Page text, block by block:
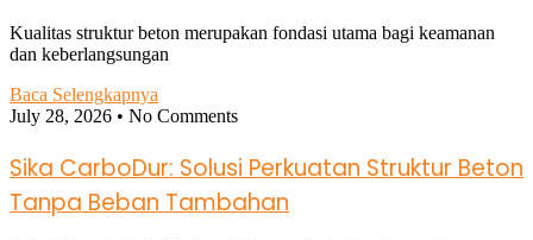
Kualitas struktur beton merupakan fondasi utama bagi keamanan
dan keberlangsungan
Baca Selengkapnya
July 28, 2026
No Comments
Sika CarboDur: Solusi Perkuatan Struktur Beton
Tanpa Beban Tambahan